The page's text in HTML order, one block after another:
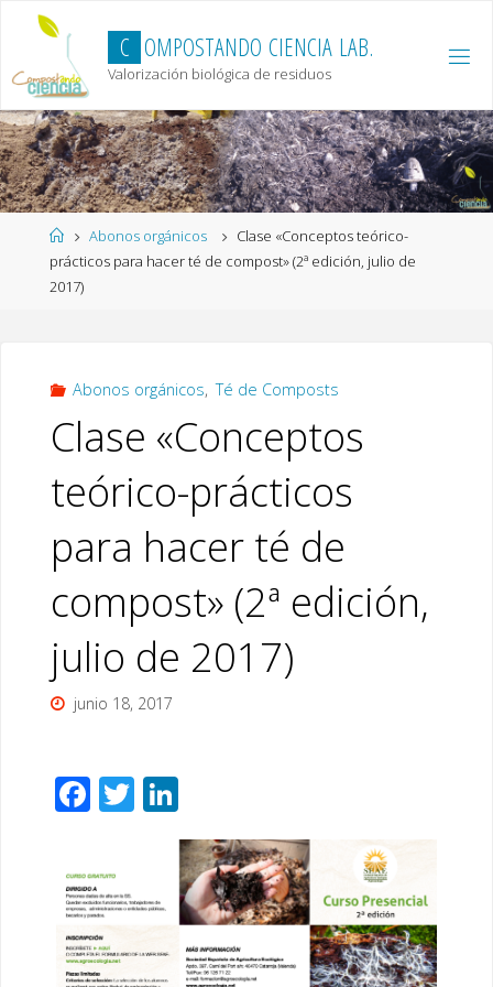
content
C OMPOSTANDO CIENCIA LAB.
Valorización biológica de residuos
HomeAbonos orgánicos
Clase «Conceptos teórico-
prácticos para hacer té de compost» (2ª edición, julio de
2017)
Abonos orgánicos, Té de Composts
Clase «Conceptos
teórico-prácticos
para hacer té de
compost» (2ª edición,
julio de 2017)
junio 18, 2017
F
e
b
o
o
T
er
Li
n
k
e
dI
n